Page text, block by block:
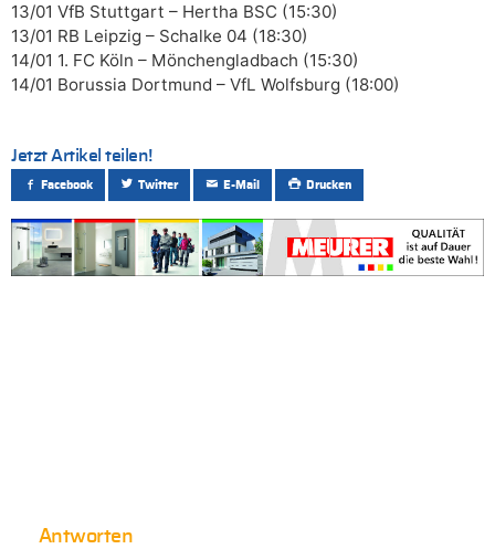
13/01 VfB Stuttgart – Hertha BSC (15:30)
13/01 RB Leipzig – Schalke 04 (18:30)
14/01 1. FC Köln – Mönchengladbach (15:30)
14/01 Borussia Dortmund – VfL Wolfsburg (18:00)
Jetzt Artikel teilen!
Facebook Twitter E-Mail Drucken
Antworten